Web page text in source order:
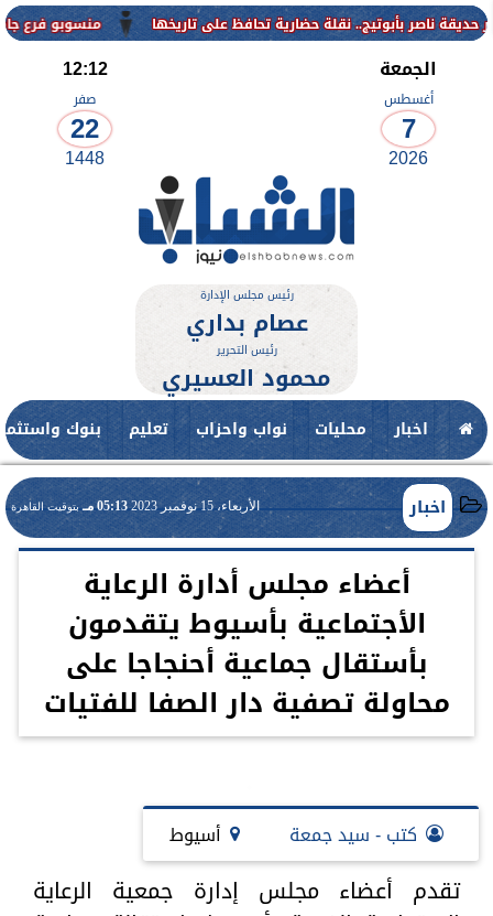
منسوبو فرع جامعة الأزهر للوجه
الجمعة
أغسطس
7
2026
12:12
صفر
22
1448
رئيس مجلس الإدارة
عصام بداري
رئيس التحرير
محمود العسيري
اخبار محليات نواب واحزاب تعليم بنوك
اخبار الأربعاء، 15 نوفمبر 2023 05:13 مـ بتوقيت القاهرة
أعضاء مجلس أدارة الرعاية
الأجتماعية بأسيوط يتقدمون
بأستقال جماعية أحنجاجا على
محاولة تصفية دار الصفا للفتيات
كتب - سيد جمعة أسيوط
تقدم أعضاء مجلس إدارة جمعية الرعاية